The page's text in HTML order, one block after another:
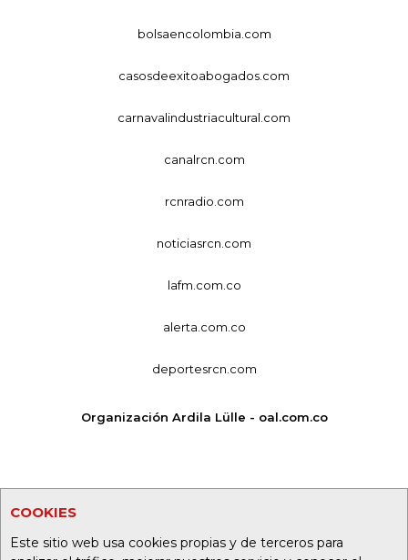
COOKIES
Este sitio web usa cookies propias y de terceros para
bolsaencolombia.com
casosdeexitoabogados.com
carnavalindustriacultural.com
canalrcn.com
rcnradio.com
noticiasrcn.com
lafm.com.co
alerta.com.co
deportesrcn.com
Organización Ardila Lülle - oal.com.co